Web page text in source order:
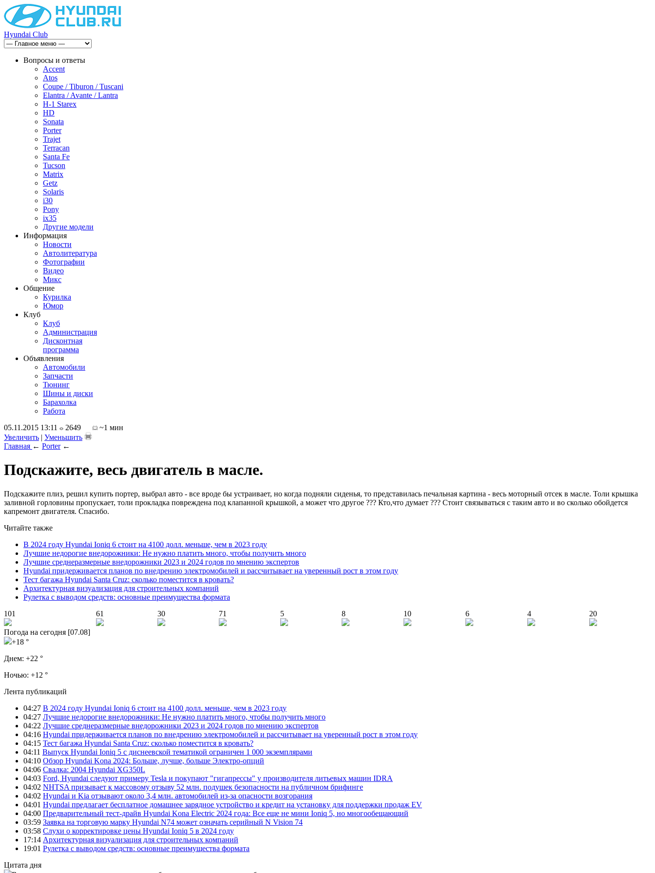
Hyundai Club
Вопросы и ответы
Accent
Atos
Coupe / Tiburon / Tuscani
Elantra / Avante / Lantra
H-1 Starex
HD
Sonata
Porter
Trajet
Terracan
Santa Fe
Tucson
Matrix
Getz
Solaris
i30
Pony
ix35
Другие модели
Информация
Новости
Автолитература
Фотографии
Видео
Микс
Общение
Курилка
Юмор
Клуб
Клуб
Администрация
Дисконтная
программа
Объявления
Автомобили
Запчасти
Тюнинг
Шины и диски
Барахолка
Работа
05.11.2015 13:11
2649
~1 мин
Увеличить | Уменьшить
Главная ← Porter←
Подскажите, весь двигатель в масле.
Подскажите плиз, решил купить портер, выбрал авто - все вроде бы устраивает, но когда подняли сиденья, то представилась печальная картина - весь моторный отсек в масле. Толи крышка
заливной горловины пропускает, толи прокладка повреждена под клапанной крышкой, а может что другое ??? Кто,что думает ??? Стоит связываться с таким авто и во сколько обойдется
капремонт двигателя. Спасибо.
Читайте также
В 2024 году Hyundai Ioniq 6 стоит на 4100 долл. меньше, чем в 2023 году
Лучшие недорогие внедорожники: Не нужно платить много, чтобы получить много
Лучшие среднеразмерные внедорожники 2023 и 2024 годов по мнению экспертов
Hyundai придерживается планов по внедрению электромобилей и рассчитывает на уверенный рост в этом году
Тест багажа Hyundai Santa Cruz: сколько поместится в кровать?
Архитектурная визуализация для строительных компаний
Рулетка с выводом средств: основные преимущества формата
101
61 30 71 5 8 10 6 4 20
Погода на сегодня [07.08]
+18 °
Днем: +22 °
Ночью: +12 °
Лента публикаций
04:27 В 2024 году Hyundai Ioniq 6 стоит на 4100 долл. меньше, чем в 2023 году
04:27 Лучшие недорогие внедорожники: Не нужно платить много, чтобы получить много
04:22 Лучшие среднеразмерные внедорожники 2023 и 2024 годов по мнению экспертов
04:16 Hyundai придерживается планов по внедрению электромобилей и рассчитывает на уверенный рост в этом году
04:15 Тест багажа Hyundai Santa Cruz: сколько поместится в кровать?
04:11 Выпуск Hyundai Ioniq 5 с диснеевской тематикой ограничен 1 000 экземплярами
04:10 Обзор Hyundai Kona 2024: Больше, лучше, больше Электро-опций
04:06 Свалка: 2004 Hyundai XG350L
04:03 Ford, Hyundai следуют примеру Tesla и покупают "гигапрессы" у производителя литьевых машин IDRA
04:02 NHTSA призывает к массовому отзыву 52 млн. подушек безопасности на публичном брифинге
04:02 Hyundai и Kia отзывают около 3,4 млн. автомобилей из-за опасности возгорания
04:01 Hyundai предлагает бесплатное домашнее зарядное устройство и кредит на установку для поддержки продаж EV
04:00 Предварительный тест-драйв Hyundai Kona Electric 2024 года: Все еще не мини Ioniq 5, но многообещающий
03:59 Заявка на торговую марку Hyundai N74 может означать серийный N Vision 74
03:58 Слухи о корректировке цены Hyundai Ioniq 5 в 2024 году
17:14 Архитектурная визуализация для строительных компаний
19:01 Рулетка с выводом средств: основные преимущества формата
Цитата дня